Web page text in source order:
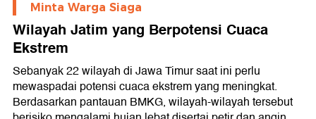
Minta Warga Siaga
Wilayah Jatim yang Berpotensi Cuaca
Ekstrem
Sebanyak 22 wilayah di Jawa Timur saat ini perlu
mewaspadai potensi cuaca ekstrem yang meningkat.
Berdasarkan pantauan BMKG, wilayah-wilayah tersebut